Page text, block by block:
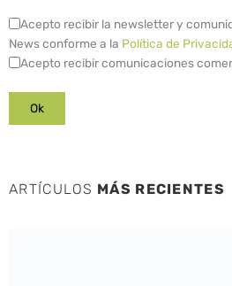
Acepto recibir la newsletter y
News conforme a la Política de
Acepto recibir comunicaciones
ARTÍCULOS MÁS RECIENTES